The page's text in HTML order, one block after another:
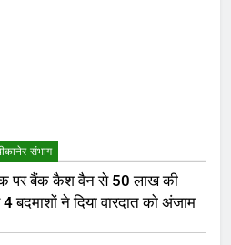
संभाग
पर बैंक कैश वैन से 50 लाख की
बदमाशों ने दिया वारदात को अंजाम